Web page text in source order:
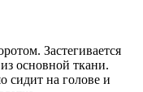
Застегивается
основной ткани.
сидит на голове и